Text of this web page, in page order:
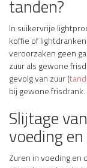
tanden?
In suikervrije
koffie of
veroorzaken geen
zuur als gewone
gevolg van zuur (
bij gewone frisdrank.
Slijtage
voeding
Zuren in voeding en